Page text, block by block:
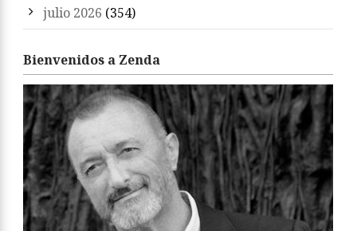
julio 2026 (354)
Bienvenidos a Zenda